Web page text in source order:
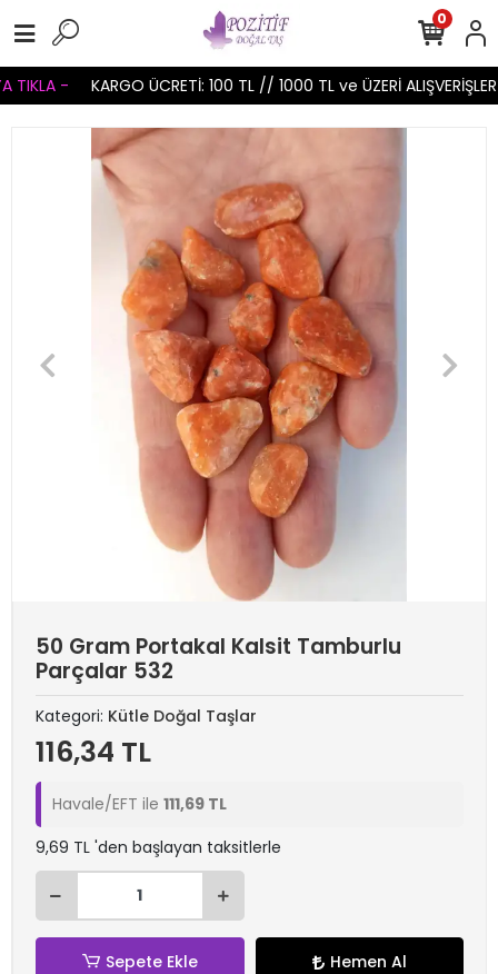
- KARGO ÜCRETİ: 100 TL // 1000 TL ve ÜZERİ
0
50 Gram Portakal Kalsit Tamburlu
Parçalar 532
Kategori: Kütle Doğal Taşlar
116,34 TL
Havale/EFT ile 111,69 TL
9,69 TL 'den başlayan taksitlerle
Sepete Ekle Hemen Al